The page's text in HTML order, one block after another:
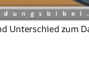
Unterschied zum